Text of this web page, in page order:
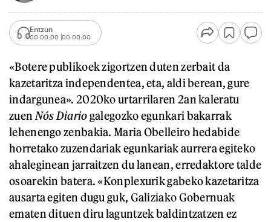
Entzun
00:00:00 00:00:00
«Botere publikoek zigortzen duten zerbait da
kazetaritza independentea, eta, aldi berean, gure
indargunea». 2020ko urtarrilaren 2an kaleratu
zuen Nós Diariogalegozko egunkari bakarrak
lehenengo zenbakia. Maria Obelleiro hedabide
horretako zuzendariak egunkariak aurrera egiteko
ahaleginean jarraitzen du lanean, erredaktore talde
osoarekin batera. «Konplexurik gabeko kazetaritza
ausarta egiten dugu guk, Galiziako Gobernuak
ematen dituen diru laguntzek baldintzatzen ez